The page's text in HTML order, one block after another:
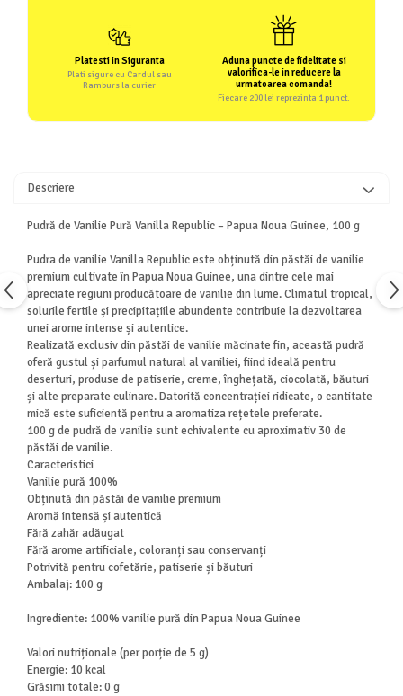
Platesti in Siguranta
Plati sigure cu Cardul sau
Ramburs la curier
Aduna puncte de fidelitate si
valorifica-le in reducere la
urmatoarea comanda!
Fiecare 200 lei reprezinta 1 punct.
Descriere
Pudră de Vanilie Pură Vanilla Republic – Papua Noua Guinee, 100 g
Pudra de vanilie Vanilla Republic este obținută din păstăi de vanilie
premium cultivate în Papua Noua Guinee, una dintre cele mai
apreciate regiuni producătoare de vanilie din lume. Climatul tropical,
solurile fertile și precipitațiile abundente contribuie la dezvoltarea
unei arome intense și autentice.
Realizată exclusiv din păstăi de vanilie măcinate fin, această pudră
oferă gustul și parfumul natural al vaniliei, fiind ideală pentru
deserturi, produse de patiserie, creme, înghețată, ciocolată, băuturi
și alte preparate culinare. Datorită concentrației ridicate, o cantitate
mică este suficientă pentru a aromatiza rețetele preferate.
100 g de pudră de vanilie sunt echivalente cu aproximativ 30 de
păstăi de vanilie.
Caracteristici
Vanilie pură 100%
Obținută din păstăi de vanilie premium
Aromă intensă și autentică
Fără zahăr adăugat
Fără arome artificiale, coloranți sau conservanți
Potrivită pentru cofetărie, patiserie și băuturi
Ambalaj: 100 g
Ingrediente: 100% vanilie pură din Papua Noua Guinee
Valori nutriționale (per porție de 5 g)
Energie: 10 kcal
Grăsimi totale: 0 g